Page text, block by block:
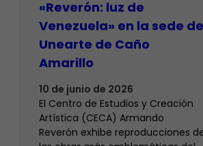
«Reverón: luz de
Venezuela» en la sede de
Unearte de Caño
Amarillo
10 de junio de 2026
El Centro de Estudios y Creación
Artística (CECA) Armando
Reverón exhibe reproducciones